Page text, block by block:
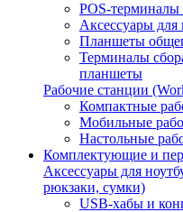
POS-терминалы
Аксессуары
Планшеты
Терминалы
планшеты
Рабочие станции
Компактные
Мобильные
Настольные
Комплектующие и
Аксессуары для
рюкзаки, сумки)
USB-хабы и